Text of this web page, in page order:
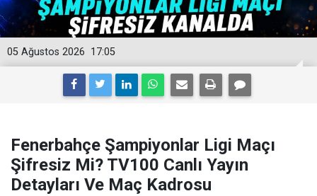
17:05
05 Ağustos 2026
Fenerbahçe Şampiyonlar Ligi Maçı
Şifresiz Mi? TV100 Canlı Yayın
Detayları Ve Maç Kadrosu